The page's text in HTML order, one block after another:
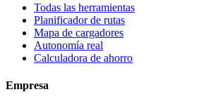
Todas las herramientas
Planificador de rutas
Mapa de cargadores
Autonomía real
Calculadora de ahorro
Empresa